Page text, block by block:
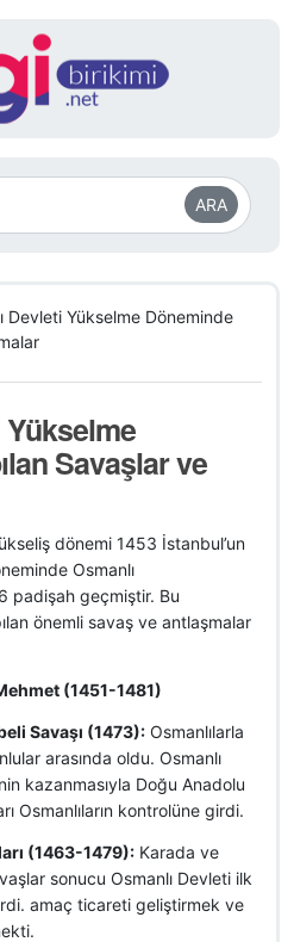
ARA
Devleti Yükselme Döneminde
Yükselme
Savaşlar ve
dönemi 1453 İstanbul’un
Osmanlı
padişah geçmiştir. Bu
önemli savaş ve antlaşmalar
(1451-1481)
Savaşı (1473):Osmanlılarla
arasında oldu. Osmanlı
kazanmasıyla Doğu Anadolu
Osmanlıların kontrolüne girdi.
(1463-1479): Karada ve
sonucu Osmanlı Devleti ilk
amaç ticareti geliştirmek ve